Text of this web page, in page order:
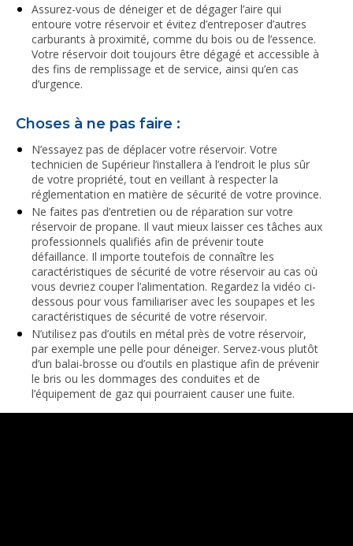
Assurez-vous de déneiger et de dégager l’aire qui
entoure votre réservoir et évitez d’entreposer d’autres
carburants à proximité, comme du bois ou de l’essence.
Votre réservoir doit toujours être dégagé et accessible à
des fins de remplissage et de service, ainsi qu’en cas
d’urgence.
Choses à ne pas faire :
N’essayez pas de déplacer votre réservoir. Votre
technicien de Supérieur l’installera à l’endroit le plus sûr
de votre propriété, tout en veillant à respecter la
réglementation en matière de sécurité de votre province.
Ne faites pas d’entretien ou de réparation sur votre
réservoir de propane. Il vaut mieux laisser ces tâches aux
professionnels qualifiés afin de prévenir toute
défaillance. Il importe toutefois de connaître les
caractéristiques de sécurité de votre réservoir au cas où
vous devriez couper l’alimentation. Regardez la vidéo ci-
dessous pour vous familiariser avec les soupapes et les
caractéristiques de sécurité de votre réservoir.
N’utilisez pas d’outils en métal près de votre réservoir,
par exemple une pelle pour déneiger. Servez-vous plutôt
d’un balai-brosse ou d’outils en plastique afin de prévenir
le bris ou les dommages des conduites et de
l’équipement de gaz qui pourraient causer une fuite.